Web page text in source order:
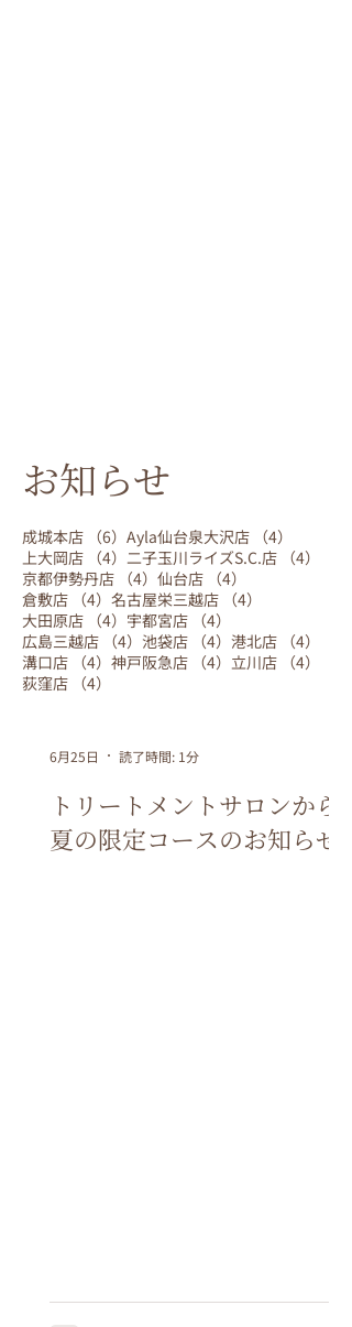
お知らせ
成城本店 （6） 6件の記事
Ayla仙台泉大沢店 （4）
上大岡店 （4） 4件の記事
二子玉川ライズS.C.店 （4）
京都伊勢丹店 （4） 4件の記事
仙台店 （4）
倉敷店 （4） 4件の記事
名古屋栄三越店 （4）
大田原店 （4） 4件の記事
宇都宮店 （4）
広島三越店 （4） 4件の記事
池袋店 （4） 4件の記事
港北店 （4）
溝口店 （4） 4件の記事
神戸阪急店 （4） 4件の記事
立川店 （4）
荻窪店 （4）
トリートメントサロンから
夏の限定コースのお知らせ
6月25日 読了時間: 1分